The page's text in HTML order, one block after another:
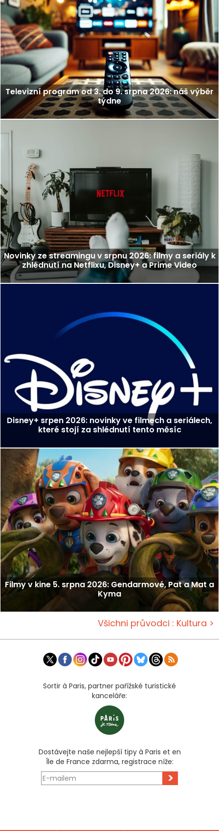
Televizní program od 3. do 9. srpna 2026: náš výběr
týdne
Novinky ze streamingu v srpnu 2026: filmy a seriály k
zhlédnutí na Netflixu, Disney+ a Prime Video
Disney+ srpen 2026: novinky ve filmech a seriálech,
které stojí za shlédnutí tento měsíc
Filmy v kine 5. srpna 2026: Gendarmové, Pat a Mat a
Kyma
Všichni průvodci : Kultura >
Sortir à Paris, partner pařížské turistické
kanceláře:
Dostávejte naše nejlepší tipy à Paris et en
Île de France zdarma, registrace níže:
>